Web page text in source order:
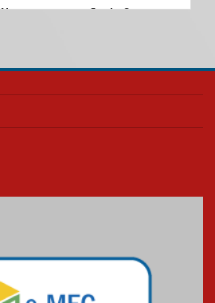
Nova apresentação do Centro
realizará nova edição da Feira
04.08.2026